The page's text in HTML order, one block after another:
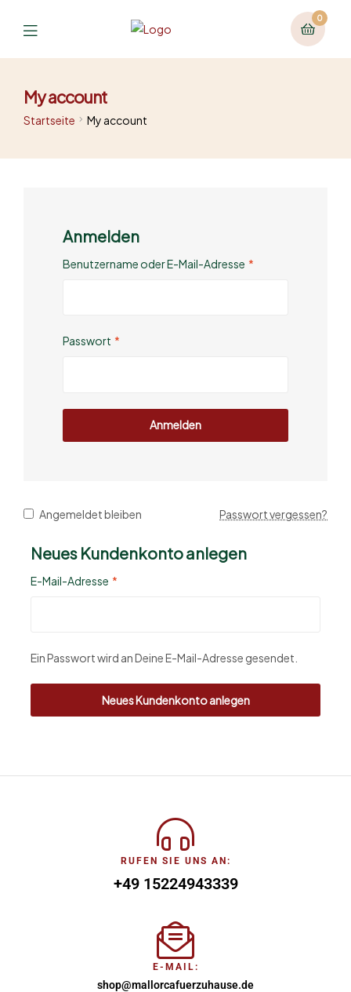
0
My account
Startseite My account
Anmelden
Benutzername oder E-Mail-Adresse *
Passwort *
Anmelden
Angemeldet bleiben Passwort vergessen?
Neues Kundenkonto anlegen
E-Mail-Adresse *
Ein Passwort wird an Deine E-Mail-Adresse gesendet.
Neues Kundenkonto anlegen
RUFEN SIE UNS AN:
+49 15224943339
E-MAIL:
shop@mallorcafuerzuhause.de